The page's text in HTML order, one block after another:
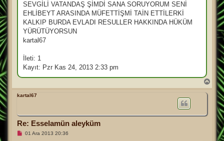
ş
m
s
a
SEVGİLİ VATANDAŞ ŞİMDİ SANA SORUYORUM SENİ
EHLİBEYT ARASINDA MÜFETTİŞMİ TAİN ETTİLERKİ
KALKIP BURDA EVLADI RESULLER HAKKINDA HÜKÜM
YÜRÜTÜYORSUN
kartal67
İleti: 1
Kayıt: Pzr Kas 24, 2013 2:33 pm
a
kartal67
Re: Esselamün aleyküm
O01 Ara 2013 20:36